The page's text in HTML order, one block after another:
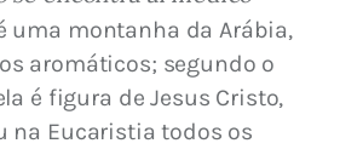
uma montanha da Arábia,
aromáticos; segundo o
é figura de Jesus Cristo,
na Eucaristia todos os